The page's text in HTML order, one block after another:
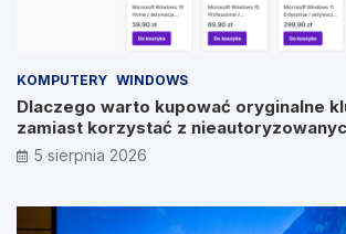
KOMPUTERY WINDOWS
Dlaczego warto kupować oryginalne
zamiast korzystać z
5 sierpnia 2026